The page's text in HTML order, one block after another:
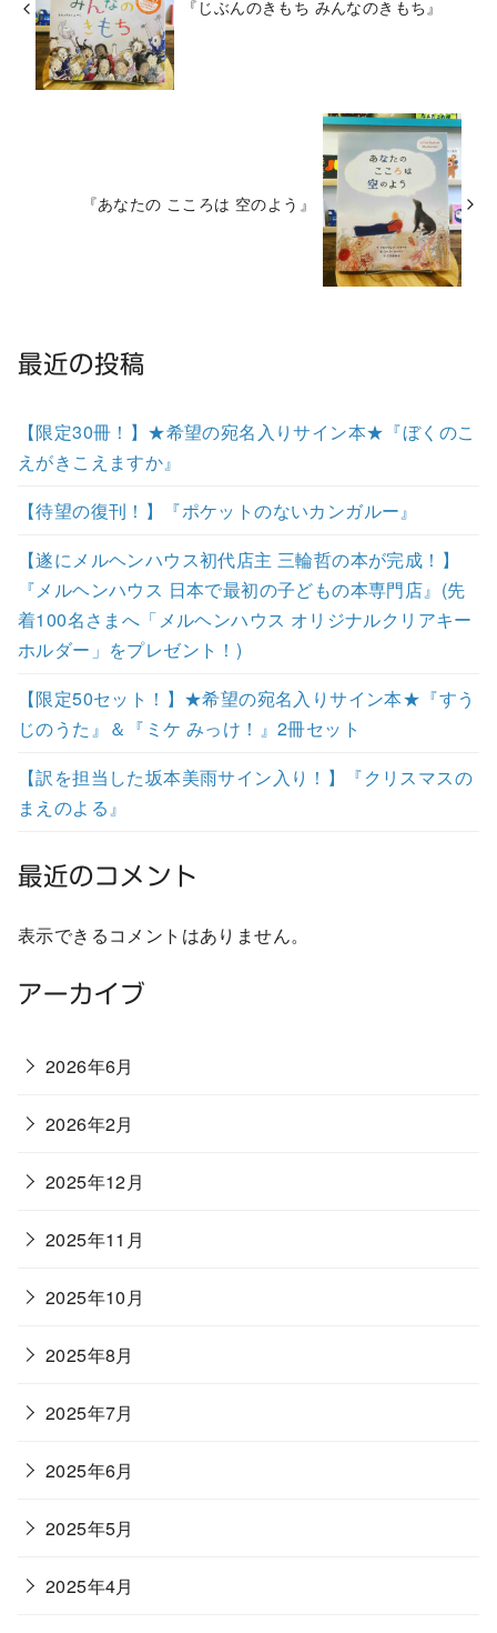
『じぶんのきもち みんなのきもち』
『あなたの こころは 空のよう』
最近の投稿
【限定30冊！】★希望の宛名入りサイン本★『ぼくのこ
えがきこえますか』
【待望の復刊！】『ポケットのないカンガルー』
【遂にメルヘンハウス初代店主 三輪哲の本が完成！】
『メルヘンハウス 日本で最初の子どもの本専門店』(先
着100名さまへ「メルヘンハウス オリジナルクリアキー
ホルダー」をプレゼント！)
【限定50セット！】★希望の宛名入りサイン本★『すう
じのうた』＆『ミケ みっけ！』2冊セット
【訳を担当した坂本美雨サイン入り！】『クリスマスの
まえのよる』
最近のコメント
表示できるコメントはありません。
アーカイブ
2026年6月
2026年2月
2025年12月
2025年11月
2025年10月
2025年8月
2025年7月
2025年6月
2025年5月
2025年4月